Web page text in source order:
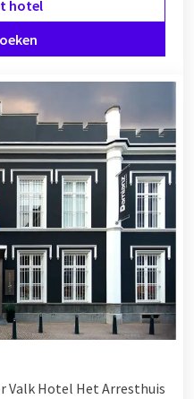
hotel
Valk Hotel Het Arresthuis